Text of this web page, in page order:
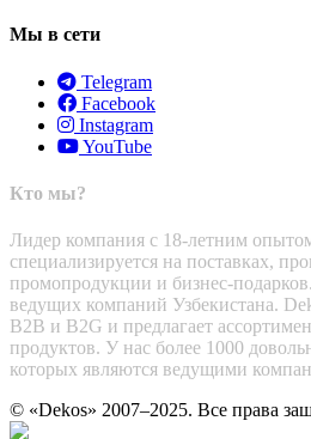
Мы в сети
Telegram
Facebook
Instagram
YouTube
Кто мы?
Лидер компания с 18-летним
специализируется на поставках,
промопродукции и бизнес-
ведущих компаний Узбекистана.
B2B и B2G и предлагает
продуктов. У нас более 1000
которых являются ведущими
© «Dekos» 2007–2025. Все права